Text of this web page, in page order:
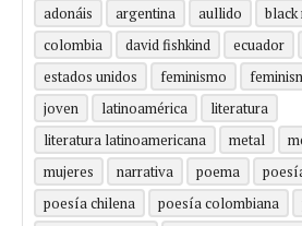
adonáis argentina aullido black
colombia
david fishkind ecuador
estados unidos
feminismo
joven
latinoamérica
literatura
literatura latinoamericana
metal
mujeres
narrativa poema
poesía chilena
poesía colombiana